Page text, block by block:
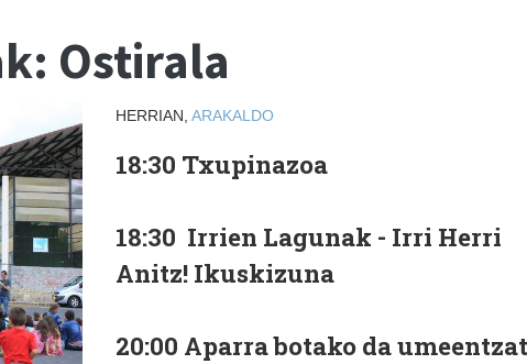
Ostirala
HERRIAN, ARAKALDO
18:30 Txupinazoa
18:30 Irrien Lagunak - Irri Herri
Anitz! Ikuskizuna
20:00 Aparra botako da umeentzat